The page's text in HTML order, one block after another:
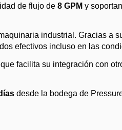
de flujo de 8 GPM y
industrial. Gracias a
efectivos incluso en las
facilita su integración con
desde la bodega de